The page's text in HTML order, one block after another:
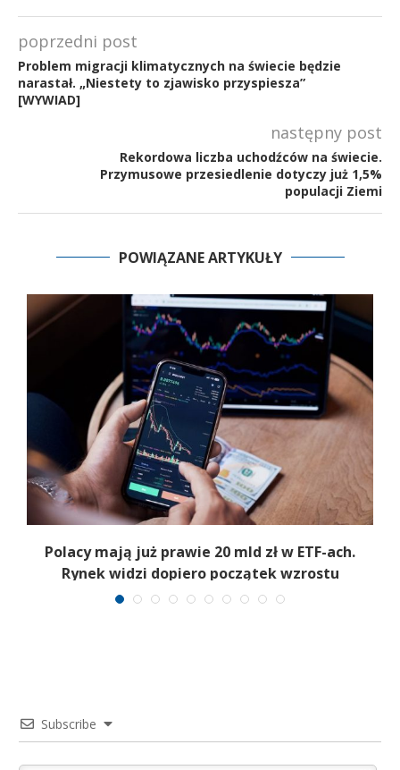
poprzedni post
Problem migracji klimatycznych na świecie będzie
narastał. „Niestety to zjawisko przyspiesza”
[WYWIAD]
następny post
Rekordowa liczba uchodźców na świecie.
Przymusowe przesiedlenie dotyczy już 1,5%
populacji Ziemi
POWIĄZANE ARTYKUŁY
Polacy mają już prawie 20 mld zł w ETF-ach.
Rynek widzi dopiero początek wzrostu
Subscribe